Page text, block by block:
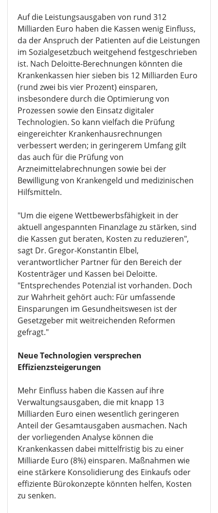
Auf die Leistungsausgaben von rund 312
Milliarden Euro haben die Kassen wenig Einfluss,
da der Anspruch der Patienten auf die Leistungen
im Sozialgesetzbuch weitgehend festgeschrieben
ist. Nach Deloitte-Berechnungen könnten die
Krankenkassen hier sieben bis 12 Milliarden Euro
(rund zwei bis vier Prozent) einsparen,
insbesondere durch die Optimierung von
Prozessen sowie den Einsatz digitaler
Technologien. So kann vielfach die Prüfung
eingereichter Krankenhausrechnungen
verbessert werden; in geringerem Umfang gilt
das auch für die Prüfung von
Arzneimittelabrechnungen sowie bei der
Bewilligung von Krankengeld und medizinischen
Hilfsmitteln.
"Um die eigene Wettbewerbsfähigkeit in der
aktuell angespannten Finanzlage zu stärken, sind
die Kassen gut beraten, Kosten zu reduzieren",
sagt Dr. Gregor-Konstantin Elbel,
verantwortlicher Partner für den Bereich der
Kostenträger und Kassen bei Deloitte.
"Entsprechendes Potenzial ist vorhanden. Doch
zur Wahrheit gehört auch: Für umfassende
Einsparungen im Gesundheitswesen ist der
Gesetzgeber mit weitreichenden Reformen
gefragt."
Neue Technologien versprechen
Effizienzsteigerungen
Mehr Einfluss haben die Kassen auf ihre
Verwaltungsausgaben, die mit knapp 13
Milliarden Euro einen wesentlich geringeren
Anteil der Gesamtausgaben ausmachen. Nach
der vorliegenden Analyse können die
Krankenkassen dabei mittelfristig bis zu einer
Milliarde Euro (8%) einsparen. Maßnahmen wie
eine stärkere Konsolidierung des Einkaufs oder
effiziente Bürokonzepte könnten helfen, Kosten
zu senken.